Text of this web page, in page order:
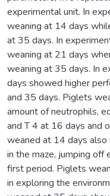
experimental unit. In
weaning at 14 days
at 35 days. In
weaning at 21 days
weaning at 35 days. In
days showed higher
and 35 days. Piglets
amount of neutrophils,
and T 4 at 16 days and
weaned at 14 days
in the maze, jumping off
first period. Piglets
in exploring the